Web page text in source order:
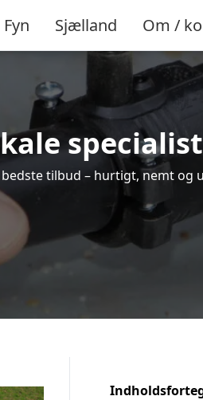
Fyn Sjælland Om /
tilbud – hurtigt, nemt og